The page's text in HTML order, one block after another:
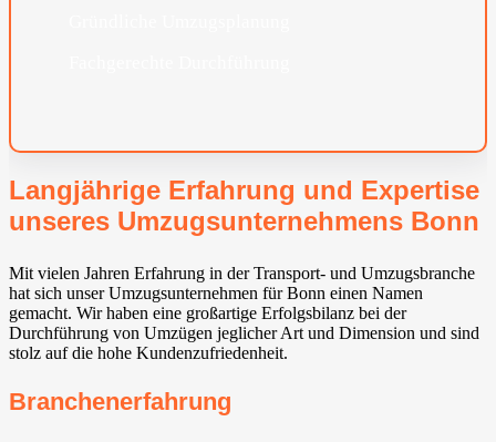
Langjährige Erfahrung und Expertise
unseres Umzugsunternehmens Bonn
Mit vielen Jahren Erfahrung in der Transport- und Umzugsbranche
hat sich unser Umzugsunternehmen für Bonn einen Namen
gemacht. Wir haben eine großartige Erfolgsbilanz bei der
Durchführung von Umzügen jeglicher Art und Dimension und sind
stolz auf die hohe Kundenzufriedenheit.
Branchenerfahrung